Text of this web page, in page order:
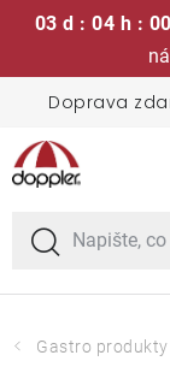
03 d : 04 h :
obsah
Doprava
Sedací
Slunečníky
Křesla a
Gastro produkty